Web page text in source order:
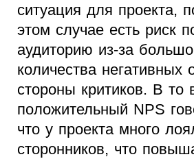
ситуация для проекта,
этом случае есть риск
аудиторию из-за
количества негативных
стороны критиков. В то
положительный NPS
что у проекта много
сторонников, что